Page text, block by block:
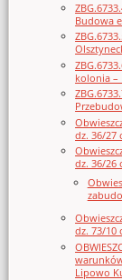
Budowa
kolonia –
dz. 36/27
dz. 36/26
dz. 73/10
Lipowo